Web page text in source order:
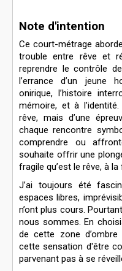
Note d'intention
Ce court-métrage
trouble entre rêve et
reprendre le contrôle
l’errance d’un jeune
onirique, l’histoire
mémoire, et à
rêve, mais d’une
chaque rencontre
comprendre ou
souhaite offrir une
fragile qu’est le rêve, à la
J’ai toujours été
espaces libres,
n’ont plus cours.
nous sommes. En
de cette zone d’ombre
cette sensation d'être
parvenant pas à se